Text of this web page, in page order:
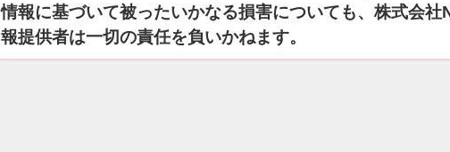
情報に基づいて被ったいかなる損害についても、株式会社
報提供者は一切の責任を負いかねます。